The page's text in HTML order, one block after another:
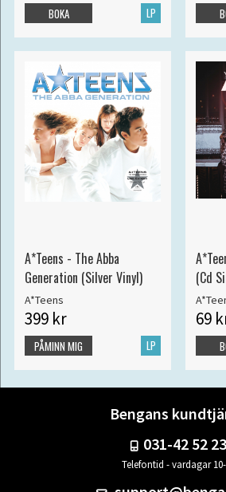
LP
BOKA
A*Teens - The Abba
Generation (Silver Vinyl)
A*Teens
399 kr
LP
PÅMINN MIG
(Cd
69
Bengans
031-42 52 23
Telefontid - vardagar